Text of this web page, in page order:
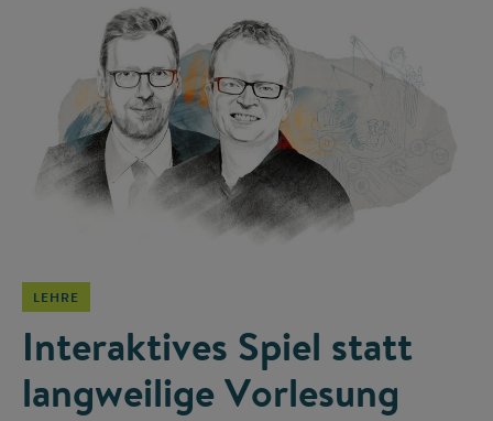
LEHRE
Interaktives Spiel statt
langweilige Vorlesung